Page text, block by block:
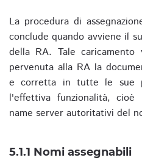
La procedura di
conclude quando avviene il
della RA. Tale
pervenuta alla RA la
e corretta in tutte le sue
l'effettiva funzionalità,
name server autoritativi del
5.1.1 Nomi assegnabili